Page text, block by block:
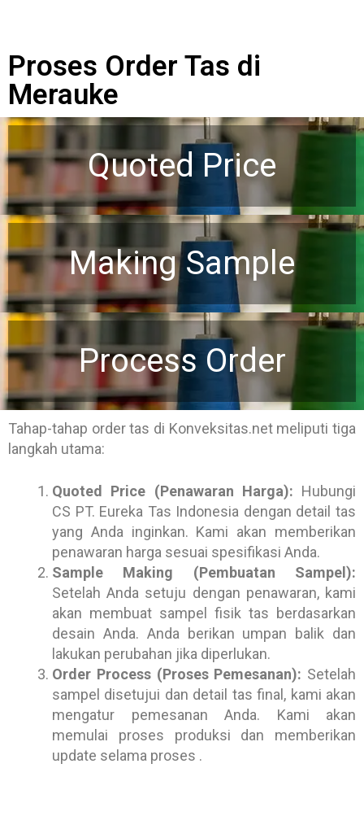
Proses Order Tas di
Merauke
Quoted Price
Making Sample
Process Order
Tahap-tahap order tas di Konveksitas.net meliputi tiga
langkah utama:
Quoted Price (Penawaran Harga): Hubungi
CS PT. Eureka Tas Indonesia dengan detail tas
yang Anda inginkan. Kami akan memberikan
penawaran harga sesuai spesifikasi Anda.
Sample Making (Pembuatan Sampel):
Setelah Anda setuju dengan penawaran, kami
akan membuat sampel fisik tas berdasarkan
desain Anda. Anda berikan umpan balik dan
lakukan perubahan jika diperlukan.
Order Process (Proses Pemesanan): Setelah
sampel disetujui dan detail tas final, kami akan
mengatur pemesanan Anda. Kami akan
memulai proses produksi dan memberikan
update selama proses .